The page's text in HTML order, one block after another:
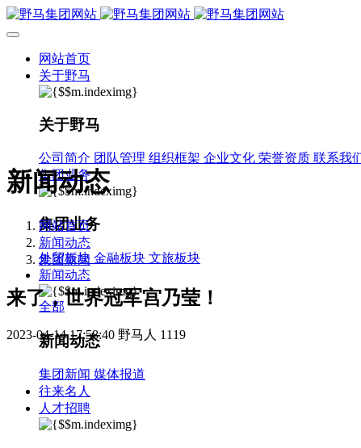
网站首页
关于野马
关于野马
公司简介 团队管理 组织框架 企业文化 荣誉资质 联系我
集团业务
集团业务
外贸板块 金融板块 文旅板块
新闻动态
全部
新闻动态
集团新闻 媒体报道
往来名人
人才招聘
新闻动态
网站首页
新闻动态
集团新闻
来了，世界冠军宫乃莹！
2023-04-14 17:58:40 野马人 1119